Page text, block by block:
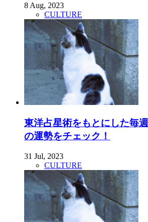
8 Aug, 2023
CULTURE
東洋占星術をもとにした毎
の運勢をチェック！
31 Jul, 2023
CULTURE